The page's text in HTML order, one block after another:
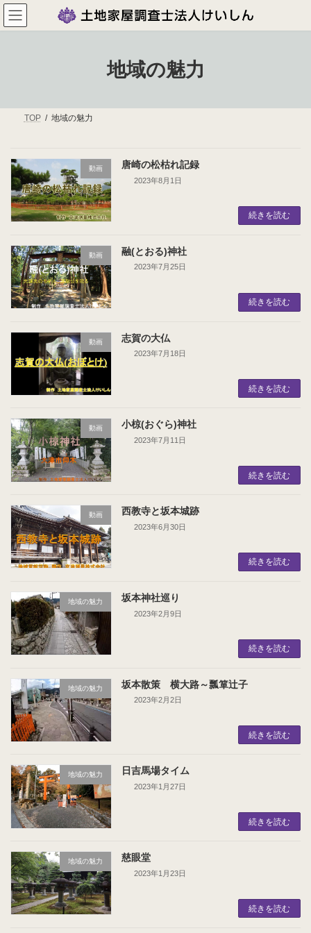
コ
ン
テ
ナ
ビ
ゲ
地域の魅力
TOP 地域の魅力
動画 唐崎の松枯れ記録
2023年8月1日
続きを読む
動画 融(とおる)神社
2023年7月25日
続きを読む
動画 志賀の大仏
2023年7月18日
続きを読む
動画 小椋(おぐら)神社
2023年7月11日
続きを読む
動画 西教寺と坂本城跡
2023年6月30日
続きを読む
地域の魅力 坂本神社巡り
2023年2月9日
続きを読む
地域の魅力 坂本散策 横大路～瓢箪辻子
2023年2月2日
続きを読む
地域の魅力 日吉馬場タイム
2023年1月27日
続きを読む
地域の魅力 慈眼堂
2023年1月23日
続きを読む